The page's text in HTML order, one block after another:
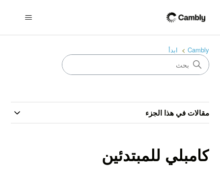
Cambly ابدأ
مقالات في هذا الجزء
كامبلي للمبتدئين